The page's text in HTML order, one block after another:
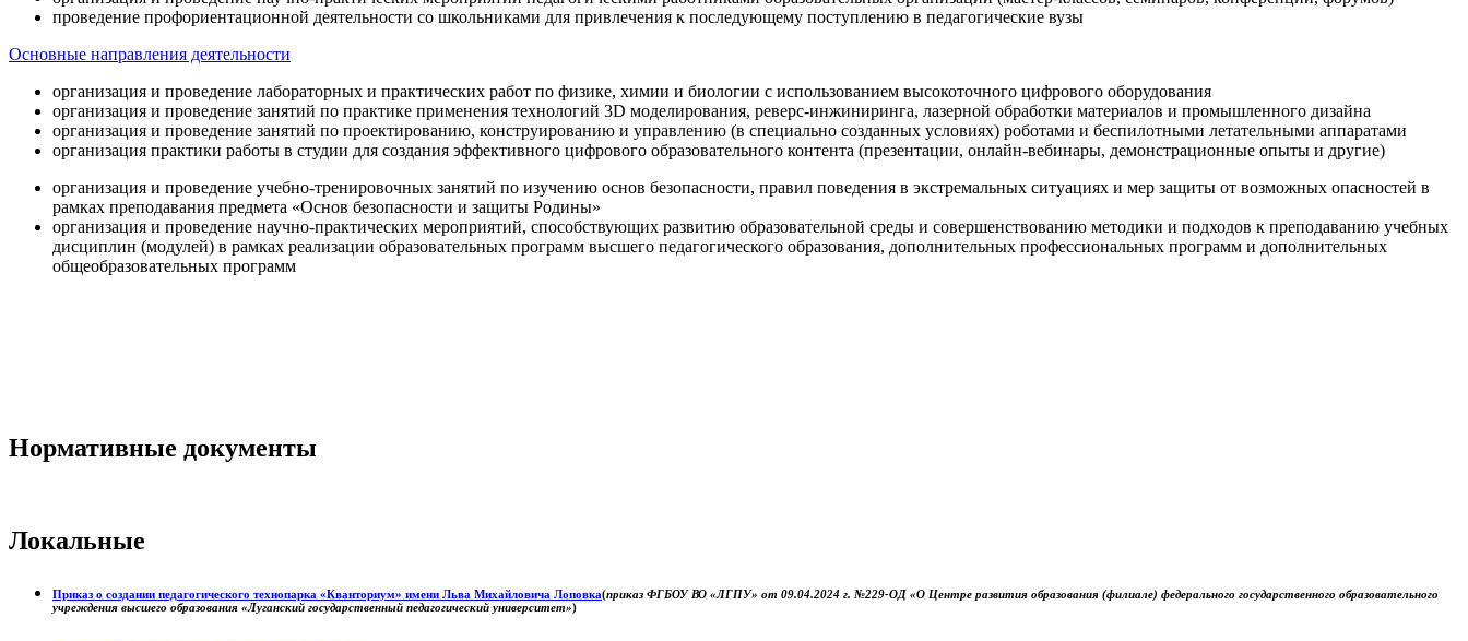
проведение профориентационной деятельности со школьниками для привлечения к последующему поступлению в педагогические вузы
Основные направления деятельности
организация и проведение лабораторных и практических работ по физике, химии и биологии с использованием высокоточного цифрового оборудования
организация и проведение занятий по практике применения технологий 3D моделирования, реверс-инжиниринга, лазерной обработки материалов и промышленного дизайна
организация и проведение занятий по проектированию, конструированию и управлению (в специально созданных условиях) роботами и беспилотными летательными аппаратами
организация практики работы в студии для создания эффективного цифрового образовательного контента (презентации, онлайн-вебинары, демонстрационные опыты и другие)
организация и проведение учебно-тренировочных занятий по изучению основ безопасности, правил поведения в экстремальных ситуациях и мер защиты от возможных опасностей в
рамках преподавания предмета «Основ безопасности и защиты Родины»
организация и проведение научно-практических мероприятий, способствующих развитию образовательной среды и совершенствованию методики и подходов к преподаванию учебных
дисциплин (модулей) в рамках реализации образовательных программ высшего педагогического образования, дополнительных профессиональных программ и дополнительных
общеобразовательных программ
Нормативные документы
Локальные
Приказ о создании педагогического технопарка «Кванториум» имени Льва Михайловича Лоповка(приказ ФГБОУ ВО «ЛГПУ» от 09.04.2024 г. №229-ОД «О Центре развития образования (филиале) федерального государственного образовательного
учреждения высшего образования «Луганский государственный педагогический университет»)